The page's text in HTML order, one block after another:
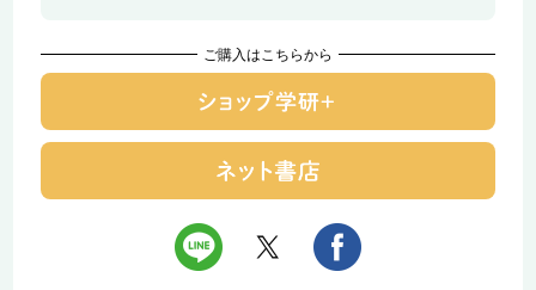
ご購入はこちらから